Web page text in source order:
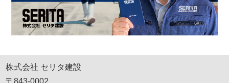
株式会社 セリタ建設
〒843-0002